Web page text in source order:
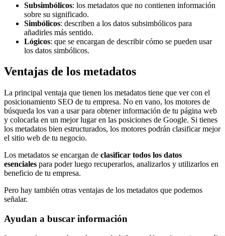
Subsimbólicos: los metadatos que no contienen información
sobre su significado.
Simbólicos: describen a los datos subsimbólicos para
añadirles más sentido.
Lógicos: que se encargan de describir cómo se pueden usar
los datos simbólicos.
Ventajas de los metadatos
La principal ventaja que tienen los metadatos tiene que ver con el
posicionamiento SEO de tu empresa. No en vano, los motores de
búsqueda los van a usar para obtener información de tu página web
y colocarla en un mejor lugar en las posiciones de Google. Si tienes
los metadatos bien estructurados, los motores podrán clasificar mejor
el sitio web de tu negocio.
Los metadatos se encargan de clasificar todos los datos
esenciales para poder luego recuperarlos, analizarlos y utilizarlos en
beneficio de tu empresa.
Pero hay también otras ventajas de los metadatos que podemos
señalar.
Ayudan a buscar información